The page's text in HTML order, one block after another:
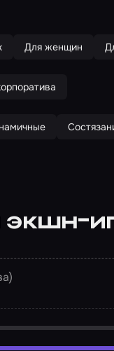
Для женщин